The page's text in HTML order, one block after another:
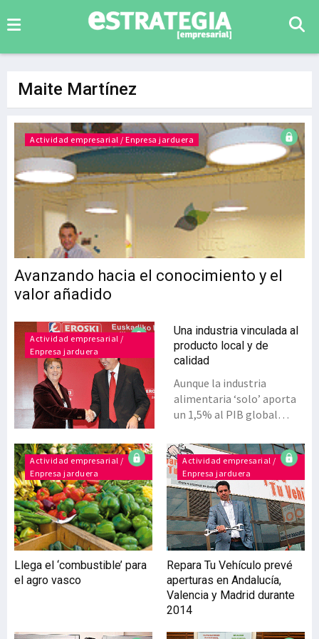
Maite Martínez
Avanzando hacia el conocimiento y el
valor añadido
Actividad empresarial / Enpresa jarduera
Actividad empresarial /
Enpresa jarduera
Una industria vinculada al
producto local y de
calidad
Aunque la industria
alimentaria ‘solo’ aporta
un 1,5% al PIB global
como dinamizadora del
sector primario. Además,
el sector productor, junto
con el transformador, la
distribución y la
restauración, desempeñan
un papel fundamental de
consumo del producto
local. Por esta razón, los
planes estratégicos
apuestan por una industria
alimentaria fuerte,
Actividad empresarial /
Enpresa jarduera
Llega el ‘combustible’ para
el agro vasco
Actividad empresarial /
Enpresa jarduera
Repara Tu Vehículo prevé
aperturas en Andalucía,
Valencia y Madrid durante
2014